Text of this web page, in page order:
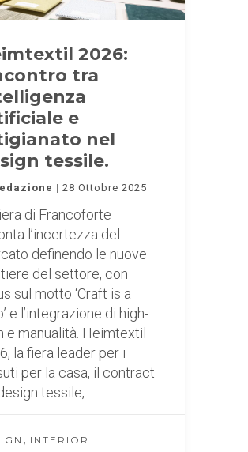
2026:
tra
e
nel
tessile.
28 Ottobre 2025
di Francoforte
l’incertezza del
definendo le nuove
del settore, con
sul motto ‘Craft is a
e l’integrazione di high-
e manualità. Heimtextil
la fiera leader per i
per la casa, il contract
tessile,…
, INTERIOR